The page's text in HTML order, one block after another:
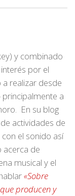
y combinado
por el
realizar desde
a
En su blog
actividades de
el sonido así
acerca de
musical y el
«Sobre
producen y